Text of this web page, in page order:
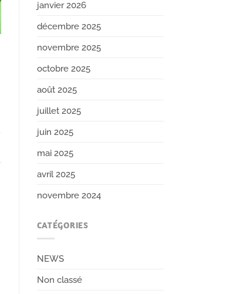
janvier 2026
décembre 2025
novembre 2025
octobre 2025
août 2025
juillet 2025
juin 2025
mai 2025
avril 2025
novembre 2024
CATÉGORIES
NEWS
Non classé